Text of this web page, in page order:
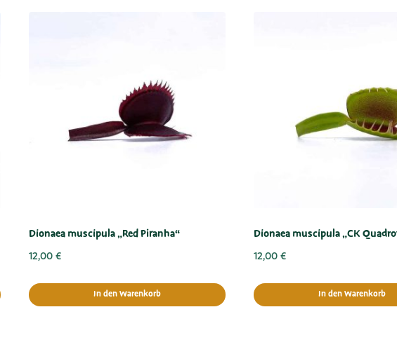
Dionaea muscipula „Red Piranha“
12,00 €
In den Warenkorb
Dionaea muscipula „CK
12,00 €
In den Warenkorb